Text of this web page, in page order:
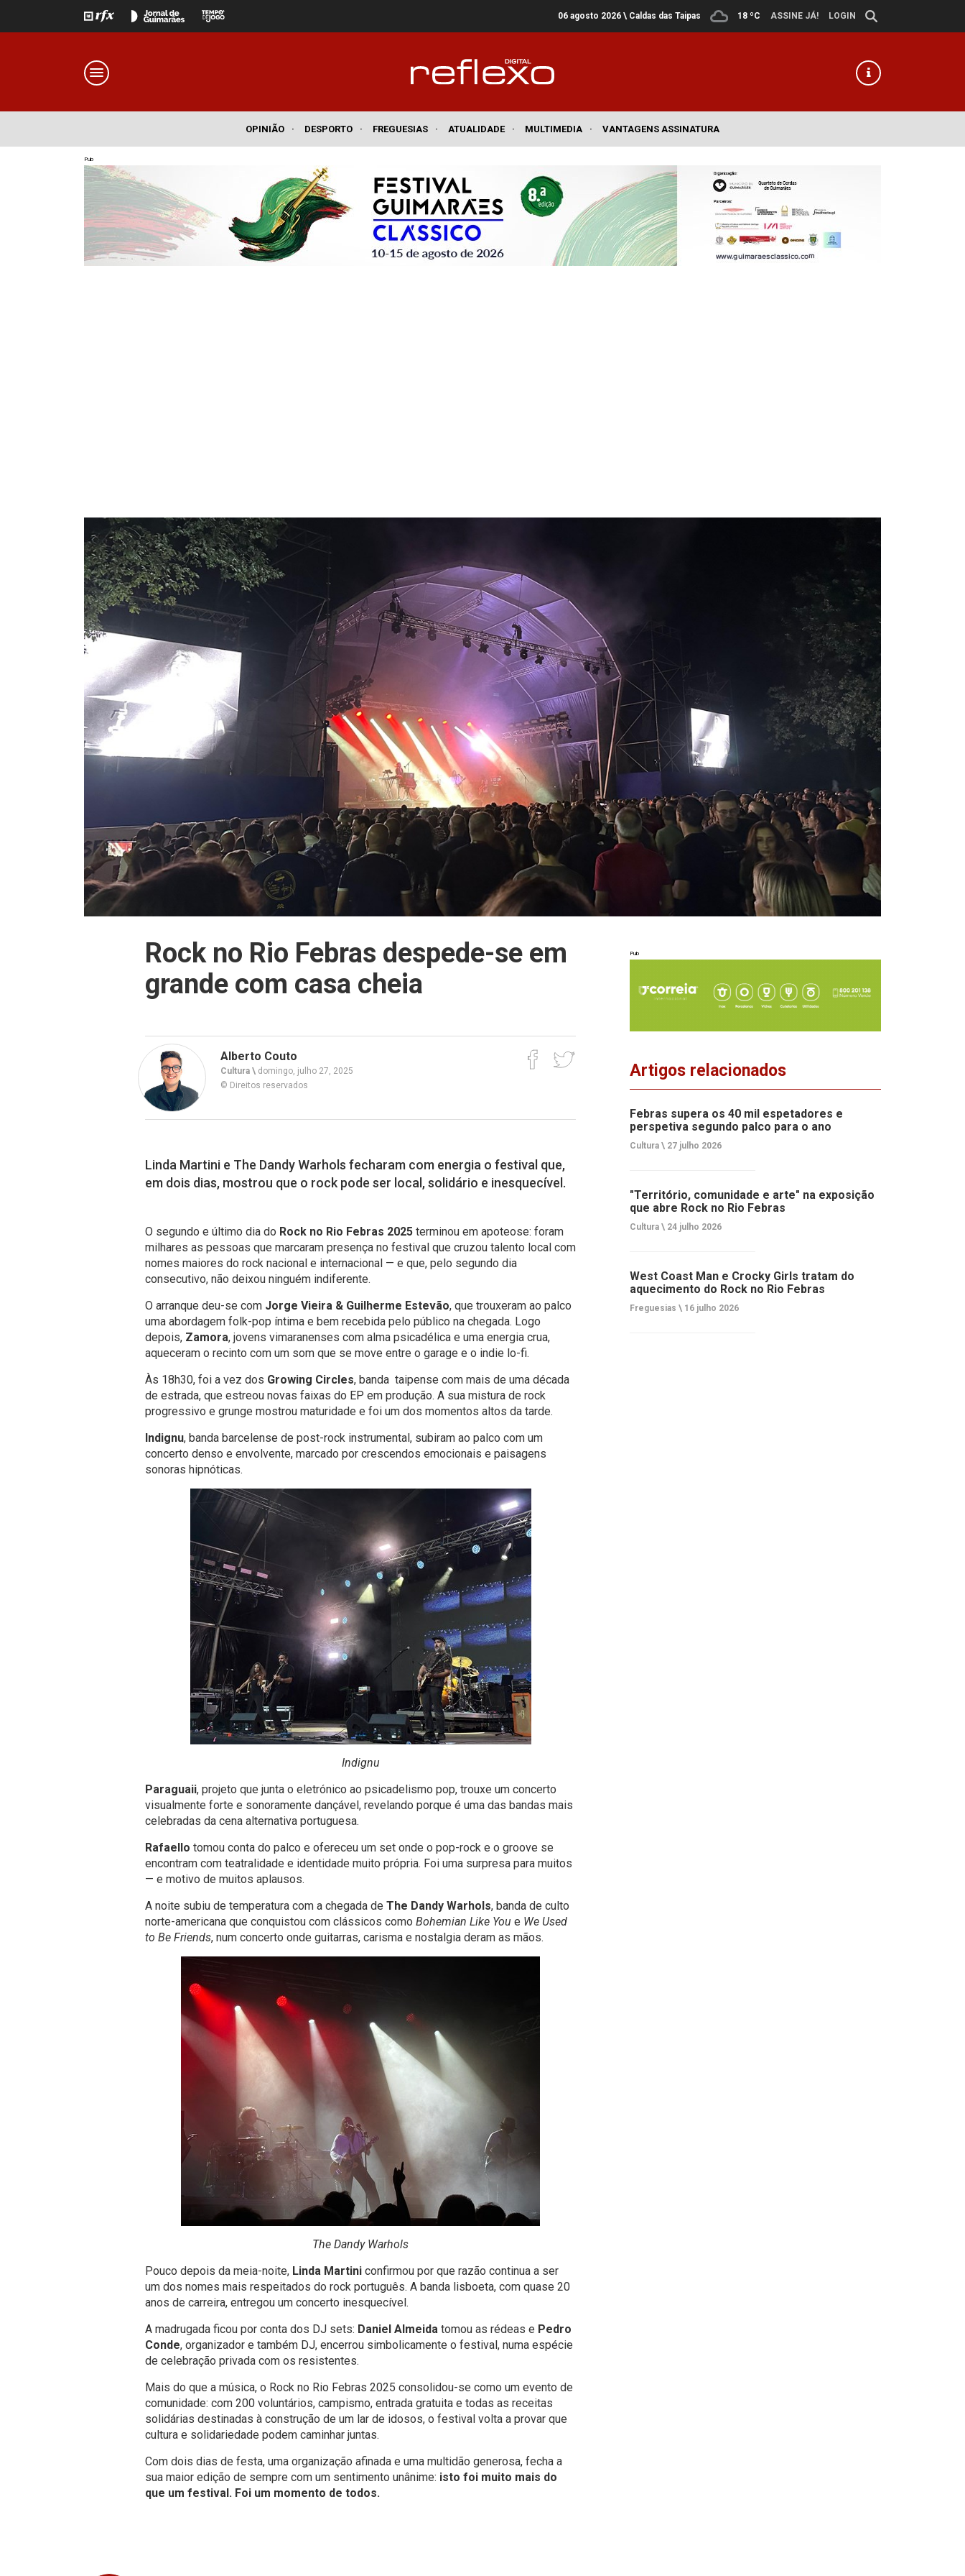
06 agosto 2026 \ Caldas das Taipas 18 ºC ASSINE JÁ! LOGIN
OPINIÃO · DESPORTO · FREGUESIAS · ATUALIDADE · MULTIMEDIA · VANTAGENS ASSINATURA
Pub
Rock no Rio Febras despede-se em
grande com casa cheia
Alberto Couto
Cultura \ domingo, julho 27, 2025
© Direitos reservados
Linda Martini e The Dandy Warhols fecharam com energia o festival que,
em dois dias, mostrou que o rock pode ser local, solidário e inesquecível.
O segundo e último dia do Rock no Rio Febras 2025 terminou em apoteose: foram
milhares as pessoas que marcaram presença no festival que cruzou talento local com
nomes maiores do rock nacional e internacional — e que, pelo segundo dia
consecutivo, não deixou ninguém indiferente.
O arranque deu-se com Jorge Vieira & Guilherme Estevão, que trouxeram ao palco
uma abordagem folk-pop íntima e bem recebida pelo público na chegada. Logo
depois, Zamora, jovens vimaranenses com alma psicadélica e uma energia crua,
aqueceram o recinto com um som que se move entre o garage e o indie lo-fi.
Às 18h30, foi a vez dos Growing Circles, banda taipense com mais de uma década
de estrada, que estreou novas faixas do EP em produção. A sua mistura de rock
progressivo e grunge mostrou maturidade e foi um dos momentos altos da tarde.
Indignu, banda barcelense de post-rock instrumental, subiram ao palco com um
concerto denso e envolvente, marcado por crescendos emocionais e paisagens
sonoras hipnóticas.
Indignu
Paraguaii, projeto que junta o eletrónico ao psicadelismo pop, trouxe um concerto
visualmente forte e sonoramente dançável, revelando porque é uma das bandas mais
celebradas da cena alternativa portuguesa.
Rafaello tomou conta do palco e ofereceu um set onde o pop-rock e o groove se
encontram com teatralidade e identidade muito própria. Foi uma surpresa para muitos
— e motivo de muitos aplausos.
A noite subiu de temperatura com a chegada de The Dandy Warhols, banda de culto
norte-americana que conquistou com clássicos como Bohemian Like You e We Used
to Be Friends, num concerto onde guitarras, carisma e nostalgia deram as mãos.
The Dandy Warhols
Pouco depois da meia-noite, Linda Martini confirmou por que razão continua a ser
um dos nomes mais respeitados do rock português. A banda lisboeta, com quase 20
anos de carreira, entregou um concerto inesquecível.
A madrugada ficou por conta dos DJ sets: Daniel Almeida tomou as rédeas e Pedro
Conde, organizador e também DJ, encerrou simbolicamente o festival, numa espécie
de celebração privada com os resistentes.
Mais do que a música, o Rock no Rio Febras 2025 consolidou-se como um evento de
comunidade: com 200 voluntários, campismo, entrada gratuita e todas as receitas
solidárias destinadas à construção de um lar de idosos, o festival volta a provar que
cultura e solidariedade podem caminhar juntas.
Com dois dias de festa, uma organização afinada e uma multidão generosa, fecha a
sua maior edição de sempre com um sentimento unânime: isto foi muito mais do
que um festival. Foi um momento de todos.
Pub
Artigos relacionados
Febras supera os 40 mil espetadores e
perspetiva segundo palco para o ano
Cultura \ 27 julho 2026
"Território, comunidade e arte" na exposição
que abre Rock no Rio Febras
Cultura \ 24 julho 2026
West Coast Man e Crocky Girls tratam do
aquecimento do Rock no Rio Febras
Freguesias \ 16 julho 2026